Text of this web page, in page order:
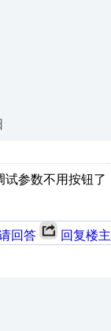
试参数不用按钮了
回答 回复楼主